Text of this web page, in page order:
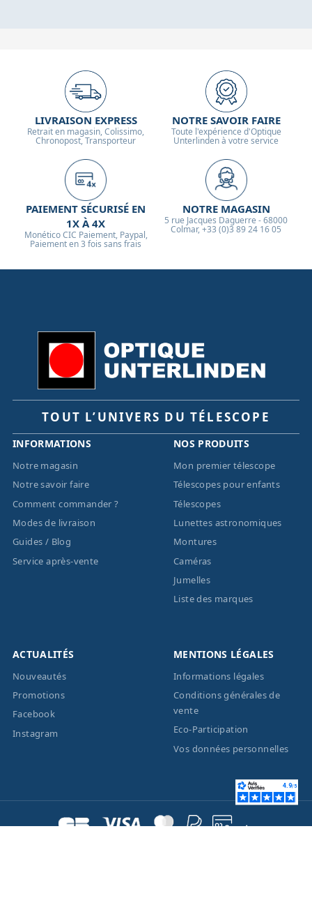
LIVRAISON EXPRESS
Retrait en magasin, Colissimo,
Chronopost, Transporteur
NOTRE SAVOIR FAIRE
Toute l'expérience d'Optique
Unterlinden à votre service
PAIEMENT SÉCURISÉ EN
1X À 4X
Monético CIC Paiement, Paypal,
Paiement en 3 fois sans frais
NOTRE MAGASIN
5 rue Jacques Daguerre - 68000
Colmar, +33 (0)3 89 24 16 05
TOUT L’UNIVERS DU TÉLESCOPE
INFORMATIONS
Notre magasin
Notre savoir faire
Comment commander ?
Modes de livraison
Guides / Blog
Service après-vente
NOS PRODUITS
Mon premier télescope
Télescopes pour enfants
Télescopes
Lunettes astronomiques
Montures
Caméras
Jumelles
Liste des marques
ACTUALITÉS
Nouveautés
Promotions
Facebook
Instagram
MENTIONS LÉGALES
Informations légales
Conditions générales de
vente
Eco-Participation
Vos données personnelles